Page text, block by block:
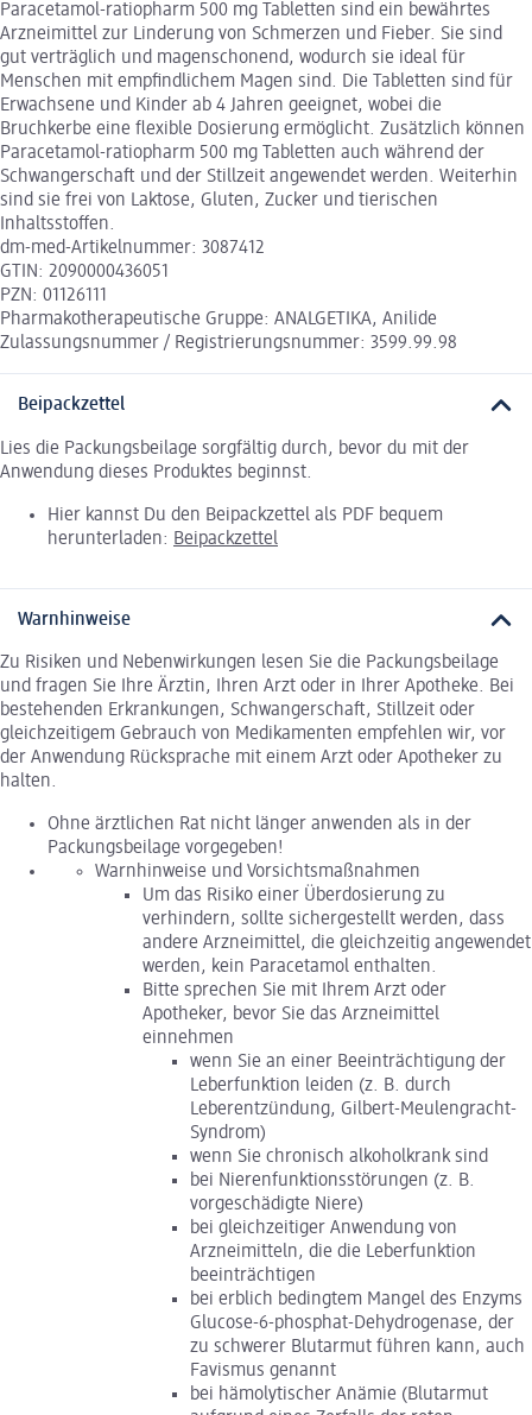
Paracetamol-ratiopharm 500 mg Tabletten sind ein bewährtes
Arzneimittel zur Linderung von Schmerzen und Fieber. Sie sind
gut verträglich und magenschonend, wodurch sie ideal für
Menschen mit empfindlichem Magen sind. Die Tabletten sind für
Erwachsene und Kinder ab 4 Jahren geeignet, wobei die
Bruchkerbe eine flexible Dosierung ermöglicht. Zusätzlich können
Paracetamol-ratiopharm 500 mg Tabletten auch während der
Schwangerschaft und der Stillzeit angewendet werden. Weiterhin
sind sie frei von Laktose, Gluten, Zucker und tierischen
Inhaltsstoffen.
dm-med-Artikelnummer: 3087412
GTIN: 2090000436051
PZN: 01126111
Pharmakotherapeutische Gruppe: ANALGETIKA, Anilide
Zulassungsnummer / Registrierungsnummer: 3599.99.98
Beipackzettel
Lies die Packungsbeilage sorgfältig durch, bevor du mit der
Anwendung dieses Produktes beginnst.
Hier kannst Du den Beipackzettel als PDF bequem
herunterladen: Beipackzettel
Warnhinweise
Zu Risiken und Nebenwirkungen lesen Sie die Packungsbeilage
und fragen Sie Ihre Ärztin, Ihren Arzt oder in Ihrer Apotheke. Bei
bestehenden Erkrankungen, Schwangerschaft, Stillzeit oder
gleichzeitigem Gebrauch von Medikamenten empfehlen wir, vor
der Anwendung Rücksprache mit einem Arzt oder Apotheker zu
halten.
Ohne ärztlichen Rat nicht länger anwenden als in der
Packungsbeilage vorgegeben!
Warnhinweise und Vorsichtsmaßnahmen
Um das Risiko einer Überdosierung zu
verhindern, sollte sichergestellt werden, dass
andere Arzneimittel, die gleichzeitig angewendet
werden, kein Paracetamol enthalten.
Bitte sprechen Sie mit Ihrem Arzt oder
Apotheker, bevor Sie das Arzneimittel
einnehmen
wenn Sie an einer Beeinträchtigung der
Leberfunktion leiden (z. B. durch
Leberentzündung, Gilbert-Meulengracht-
Syndrom)
wenn Sie chronisch alkoholkrank sind
bei Nierenfunktionsstörungen (z. B.
vorgeschädigte Niere)
bei gleichzeitiger Anwendung von
Arzneimitteln, die die Leberfunktion
beeinträchtigen
bei erblich bedingtem Mangel des Enzyms
Glucose-6-phosphat-Dehydrogenase, der
zu schwerer Blutarmut führen kann, auch
Favismus genannt
bei hämolytischer Anämie (Blutarmut